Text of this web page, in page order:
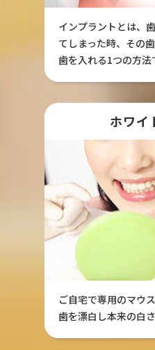
インプラントとは、
てしまった時、その
歯を入れる1つの方法
ホワイ
ご自宅で専用のマウ
歯を漂白し本来の白